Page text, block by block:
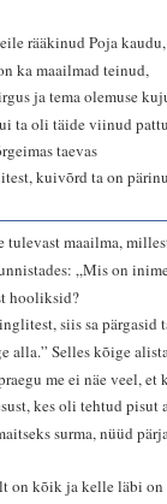
rääkinud Poja
ka maailmad teinud,
ja tema olemuse
ta oli täide viinud
taevas
kuivõrd ta on
maailma,
„Mis on
hooliksid?
siis sa pärgasid
alla.” Selles kõige
me ei näe veel,
kes oli tehtud
surma, nüüd
on kõik ja kelle läbi